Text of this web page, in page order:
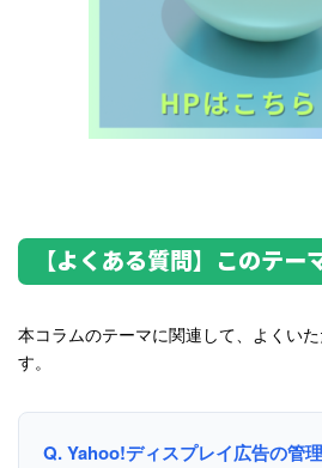
【よくある質問】このテ
本コラムのテーマに関連して、よくい
す。
Q. Yahoo!ディスプレイ広告の管